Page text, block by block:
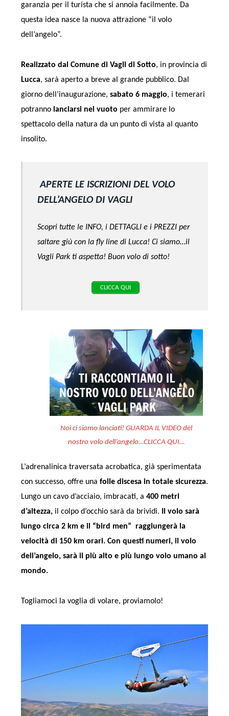
garanzia per il turista che si annoia facilmente. Da
questa idea nasce la nuova attrazione “il volo
dell’angelo”.
Realizzato dal Comune di Vagli di Sotto, in provincia di
Lucca, sarà aperto a breve al grande pubblico. Dal
giorno dell’inaugurazione, sabato 6 maggio, i temerari
potranno lanciarsi nel vuoto per ammirare lo
spettacolo della natura da un punto di vista al quanto
insolito.
APERTE LE ISCRIZIONI DEL VOLO
DELL’ANGELO DI VAGLI
Scopri tutte le INFO, i DETTAGLI e i PREZZI per
saltare giù con la fly line di Lucca! Ci siamo…il
Vagli Park ti aspetta! Buon volo di sotto!
CLICCA QUI
Noi ci siamo lanciati! GUARDA IL VIDEO del
nostro volo dell’angelo…CLICCA QUI…
L’adrenalinica traversata acrobatica, già sperimentata
con successo, offre una folle discesa in totale sicurezza.
Lungo un cavo d’acciaio, imbracati, a 400 metri
d’altezza, il colpo d’occhio sarà da brividi. Il volo sarà
lungo circa 2 km e il “bird men” raggiungerà la
velocità di 150 km orari. Con questi numeri, il volo
dell’angelo, sarà il più alto e più lungo volo umano al
mondo.
Togliamoci la voglia di volare, proviamolo!